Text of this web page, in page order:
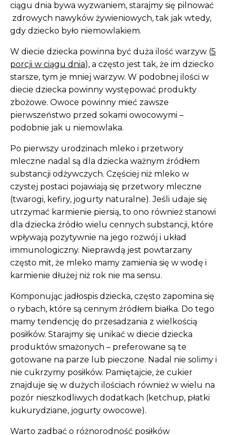
ciągu dnia bywa wyzwaniem, starajmy się pilnować
zdrowych nawyków żywieniowych, tak jak wtedy,
gdy dziecko było niemowlakiem.
W diecie dziecka powinna być duża ilość warzyw (5
porcji w ciągu dnia), a często jest tak, że im dziecko
starsze, tym je mniej warzyw. W podobnej ilości w
diecie dziecka powinny występować produkty
zbożowe. Owoce powinny mieć zawsze
pierwszeństwo przed sokami owocowymi –
podobnie jak u niemowlaka.
Po pierwszy urodzinach mleko i przetwory
mleczne nadal są dla dziecka ważnym źródłem
substancji odżywczych. Częściej niż mleko w
czystej postaci pojawiają się przetwory mleczne
(twarogi, kefiry, jogurty naturalne). Jeśli udaje się
utrzymać karmienie piersią, to ono również stanowi
dla dziecka źródło wielu cennych substancji, które
wpływają pozytywnie na jego rozwój i układ
immunologiczny. Nieprawdą jest powtarzany
często mit, że mleko mamy zamienia się w wodę i
karmienie dłużej niż rok nie ma sensu.
Komponując jadłospis dziecka, często zapomina się
o rybach, które są cennym źródłem białka. Do tego
mamy tendencję do przesadzania z wielkością
posiłków. Starajmy się unikać w diecie dziecka
produktów smażonych – preferowane są te
gotowane na parze lub pieczone. Nadal nie solimy i
nie cukrzymy posiłków. Pamiętajcie, że cukier
znajduje się w dużych ilościach również w wielu na
pozór nieszkodliwych dodatkach (ketchup, płatki
kukurydziane, jogurty owocowe).
Warto zadbać o różnorodność posiłków